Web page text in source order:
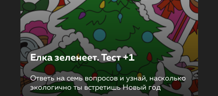
Елка зеленеет. Тест +1
Ответь на семь вопросов и узнай, насколько
экологично ты встретишь Новый год